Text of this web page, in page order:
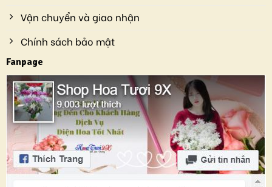
Vận chuyển và giao nhận
Chính sách bảo mật
Fanpage